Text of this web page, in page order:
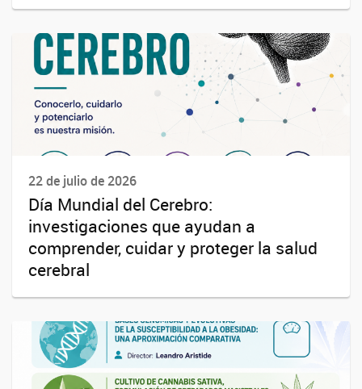
22 de julio de 2026
Día Mundial del Cerebro:
investigaciones que ayudan a
comprender, cuidar y proteger la salud
cerebral